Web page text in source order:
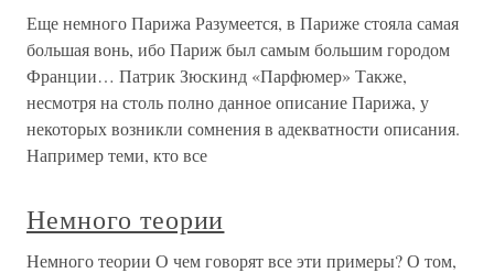
Еще немного Парижа Разумеется, в Париже стояла самая
большая вонь, ибо Париж был самым большим городом
Франции… Патрик Зюскинд «Парфюмер» Также,
несмотря на столь полно данное описание Парижа, у
некоторых возникли сомнения в адекватности описания.
Например теми, кто все
Немного теории
Немного теории О чем говорят все эти примеры? О том,